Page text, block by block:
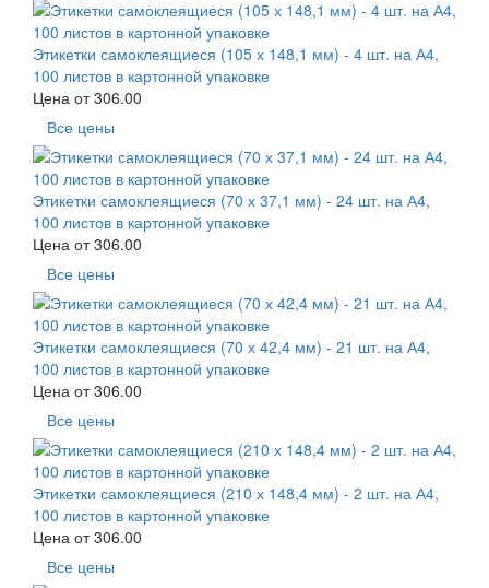
Этикетки самоклеящиеся (105 х 148,1 мм) - 4 шт. на А4,
100 листов в картонной упаковке
Цена от306.00
Все цены
Этикетки самоклеящиеся (70 х 37,1 мм) - 24 шт. на А4,
100 листов в картонной упаковке
Цена от306.00
Все цены
Этикетки самоклеящиеся (70 х 42,4 мм) - 21 шт. на А4,
100 листов в картонной упаковке
Цена от306.00
Все цены
Этикетки самоклеящиеся (210 х 148,4 мм) - 2 шт. на А4,
100 листов в картонной упаковке
Цена от306.00
Все цены